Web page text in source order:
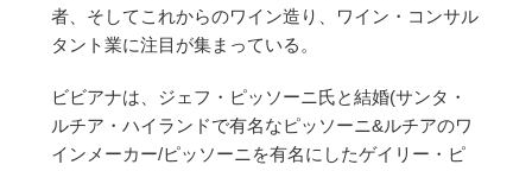
者、そしてこれからのワイン造り、ワイン・コンサル
タント業に注目が集まっている。
ビビアナは、ジェフ・ピッソーニ氏と結婚(サンタ・
ルチア・ハイランドで有名なピッソーニ&ルチアのワ
インメーカー/ピッソーニを有名にしたゲイリー・ピ